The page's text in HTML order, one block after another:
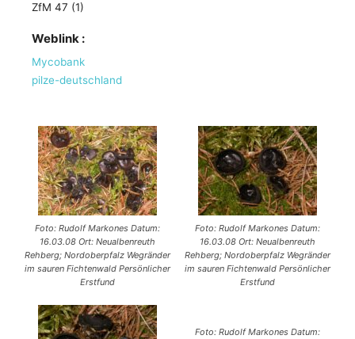
ZfM 47 (1)
Weblink :
Mycobank
pilze-deutschland
Foto: Rudolf Markones Datum:
16.03.08 Ort: Neualbenreuth
Rehberg; Nordoberpfalz Wegränder
im sauren Fichtenwald Persönlicher
Erstfund
Foto: Rudolf Markones Datum:
16.03.08 Ort: Neualbenreuth
Rehberg; Nordoberpfalz Wegränder
im sauren Fichtenwald Persönlicher
Erstfund
Foto: Rudolf Markones Datum: